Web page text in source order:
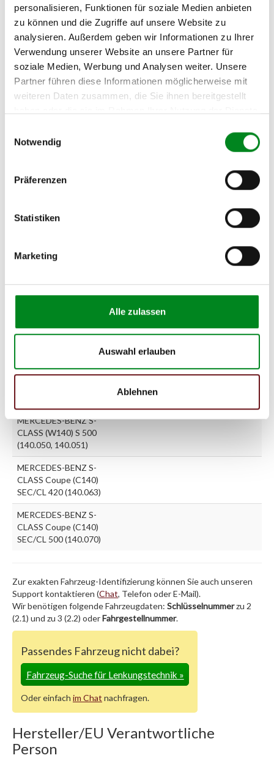
personalisieren, Funktionen für soziale Medien anbieten
zu können und die Zugriffe auf unsere Website zu
analysieren. Außerdem geben wir Informationen zu Ihrer
Verwendung unserer Website an unsere Partner für
soziale Medien, Werbung und Analysen weiter. Unsere
Partner führen diese Informationen möglicherweise mit
weiteren Daten zusammen, die Sie ihnen bereitgestellt
Notwendig
Präferenzen
Statistiken
Marketing
Alle zulassen
Auswahl erlauben
Ablehnen
Lieferumfang:
ohne Riemenscheibe / mit Behälter
eb ay-Mitglied seit 08/2006
Bewertungen der letzten 12 Monate:
MERCEDES-BENZ E-
MERCEDES-BENZ S-
CLASS (W140) 500 SE,SEL
MERCEDES-BENZ S-
MERCEDES-BENZ S-
CLASS (W140) S 500
(140.050, 140.051)
MERCEDES-BENZ S-
CLASS Coupe (C140)
SEC/CL 420 (140.063)
MERCEDES-BENZ S-
CLASS Coupe (C140)
SEC/CL 500 (140.070)
Zur exakten Fahrzeug-Identifizierung können Sie auch unseren
Support kontaktieren (Chat, Telefon oder E-Mail).
Wir benötigen folgende Fahrzeugdaten: Schlüsselnummerzu 2
(2.1) und zu 3 (2.2) oderFahrgestellnummer.
Passendes Fahrzeug nicht dabei?
Fahrzeug-Suche für Lenkungstechnik »
Oder einfach im Chat nachfragen.
Hersteller/EU Verantwortliche
Person